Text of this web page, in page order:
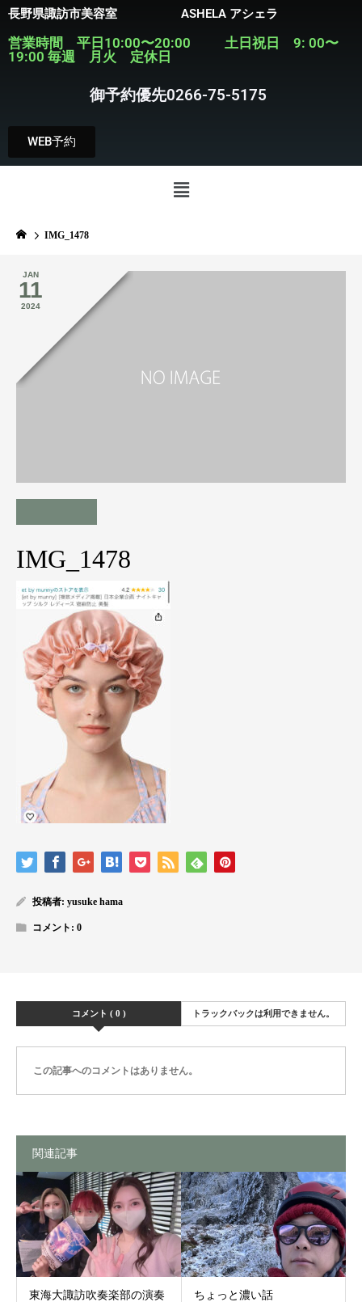
長野県諏訪市美容室 ASHELA アシェラ
営業時間 平日10:00〜20:00 土日祝日 9: 00〜
19:00 毎週 月火 定休日
御予約優先0266-75-5175
WEB予約
IMG_1478
JAN
11
2024
IMG_1478
投稿者: yusuke hama
コメント: 0
コメント ( 0 ) トラックバックは利用できません。
この記事へのコメントはありません。
関連記事
東海大諏訪吹奏楽部の演奏
ちょっと濃い話